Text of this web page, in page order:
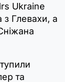
Ukraine
Глевахи, а
та